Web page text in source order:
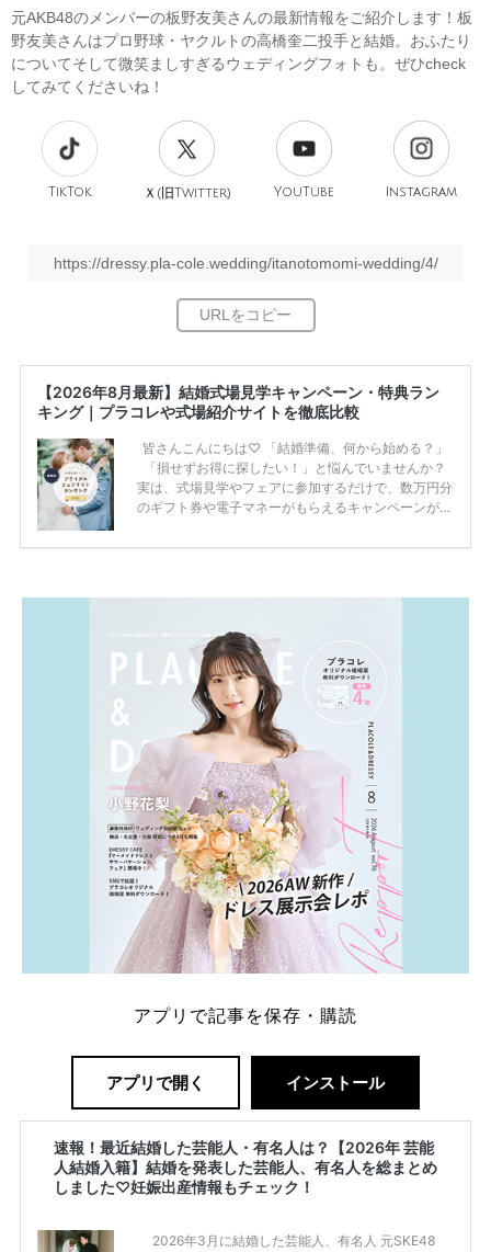
元AKB48のメンバーの板野友美さんの最新情報をご紹介します！板
野友美さんはプロ野球・ヤクルトの高橋奎二投手と結婚。おふたり
についてそして微笑ましすぎるウェディングフォトも。ぜひcheck
してみてくださいね！
TikTok Ｘ(旧Twitter) YouTube Instagram
https://dressy.pla-cole.wedding/itanotomomi-wedding/4/
【2026年8月最新】結婚式場見学キャンペーン・特典ラン
キング｜プラコレや式場紹介サイトを徹底比較
皆さんこんにちは♡ 「結婚準備、何から始める？」
「損せずお得に探したい！」と悩んでいませんか？
実は、式場見学やフェアに参加するだけで、数万円分
のギフト券や電子マネーがもらえるキャンペーンがあ
ため、比較せずに選ぶと損をしてしまうことも……。
一番お得？」「プラコレの特典は？」といった疑問も
解決します。 まずは診断で候補を絞れる「ウェディ
ング診断」か、体験型 […]続きを読む
アプリで記事を保存・購読
アプリで開く インストール
速報！最近結婚した芸能人・有名人は？【2026年 芸能
人結婚入籍】結婚を発表した芸能人、有名人を総まとめ
しました♡妊娠出産情報もチェック！
2026年3月に結婚した芸能人、有名人 元SKE48